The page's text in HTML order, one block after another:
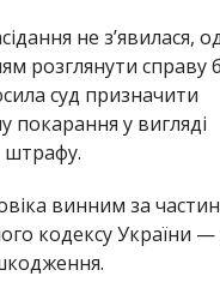
не з’явилася,
розглянути справу
суд призначити
покарання у вигляді
штрафу.
винним за
кодексу України